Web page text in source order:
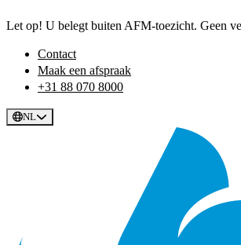
Let op! U belegt buiten AFM-toezicht. Geen
Contact
Maak een afspraak
+31 88 070 8000
NL